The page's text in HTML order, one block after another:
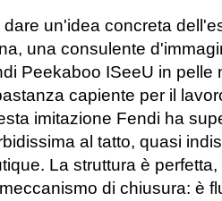
dare un'idea concreta
una consulente
Peekaboo ISeeU in
capiente per il
imitazione Fendi ha
al tatto, quasi
La struttura è
di chiusura: è